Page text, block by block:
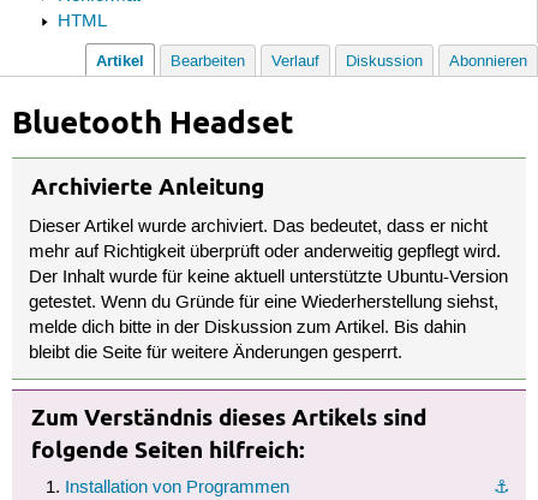
HTML
Artikel Bearbeiten Verlauf Diskussion Abonnieren
Bluetooth Headset
Archivierte Anleitung
Dieser Artikel wurde archiviert. Das bedeutet, dass er nicht
mehr auf Richtigkeit überprüft oder anderweitig gepflegt wird.
Der Inhalt wurde für keine aktuell unterstützte Ubuntu-Version
getestet. Wenn du Gründe für eine Wiederherstellung siehst,
melde dich bitte in der Diskussion zum Artikel. Bis dahin
bleibt die Seite für weitere Änderungen gesperrt.
Zum Verständnis dieses Artikels sind
folgende Seiten hilfreich:
⚓︎
Installation von Programmen